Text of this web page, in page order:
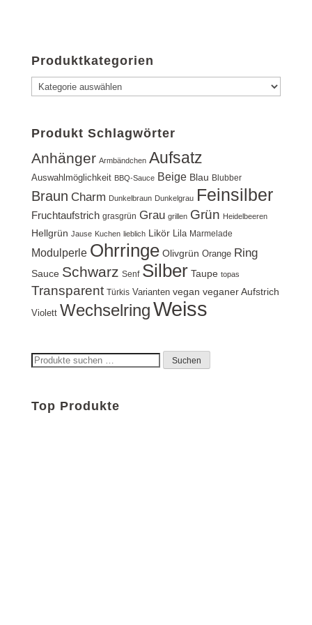
Produktkategorien
Produkt Schlagwörter
Anhänger Armbändchen Aufsatz
Auswahlmöglichkeit BBQ-Sauce Beige Blau Blubber
Braun Charm Dunkelbraun Dunkelgrau Feinsilber
Fruchtaufstrich grasgrün Grau grillen Grün Heidelbeeren
Hellgrün Jause Kuchen lieblich Likör Lila Marmelade
Modulperle Ohrringe Olivgrün Orange Ring
Sauce Schwarz Senf Silber Taupe topas
Transparent Türkis Varianten vegan veganer Aufstrich
Violett WechselringWeiss
Suchen
Suchen
Top Produkte